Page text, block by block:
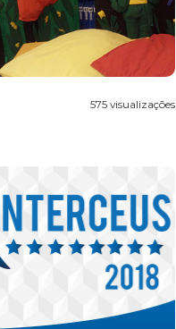
575 visualizações